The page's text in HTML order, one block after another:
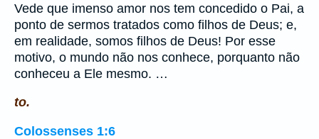
Vede que imenso amor nos tem concedido o Pai, a
ponto de sermos tratados como filhos de Deus; e,
em realidade, somos filhos de Deus! Por esse
motivo, o mundo não nos conhece, porquanto não
conheceu a Ele mesmo. …
to.
Colossenses 1:6